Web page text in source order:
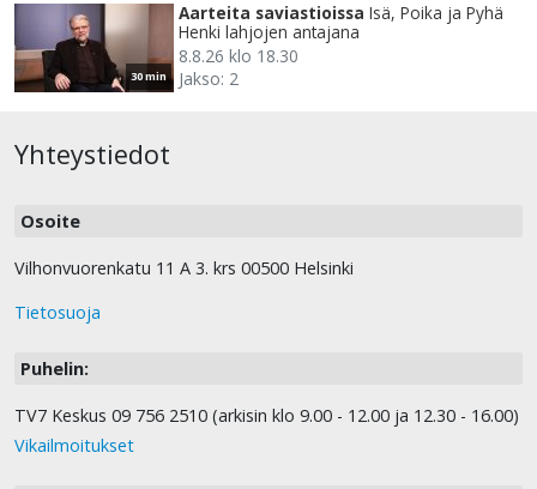
30 min
Aarteita saviastioissa Isä, Poika ja Pyhä
Henki lahjojen antajana
8.8.26 klo 18.30
Jakso: 2
Yhteystiedot
Osoite
Vilhonvuorenkatu 11 A 3. krs 00500 Helsinki
Tietosuoja
Puhelin:
TV7 Keskus 09 756 2510 (arkisin klo 9.00 - 12.00 ja 12.30 - 16.00)
Vikailmoitukset